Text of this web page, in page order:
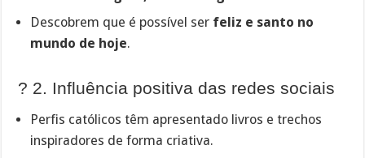
Descobrem que é possível ser feliz e santo no
mundo de hoje.
? 2. Influência positiva das redes sociais
Perfis católicos têm apresentado livros e trechos
inspiradores de forma criativa.